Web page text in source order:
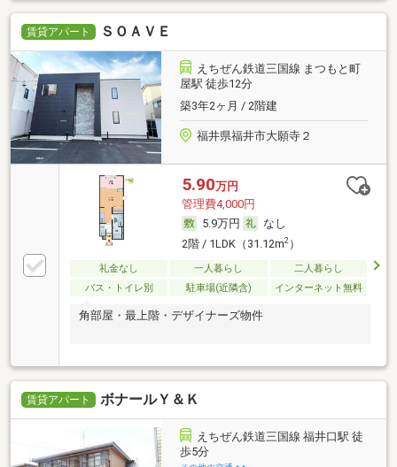
賃貸アパート ＳＯＡＶＥ
えちぜん鉄道三国線 まつもと町
屋駅 徒歩12分
築3年2ヶ月 / 2階建
福井県福井市大願寺２
5.90万円
管理費4,000円
5.9万円
なし
2階 / 1LDK（31.12m2）
礼金なし 一人暮らし
二人暮らし
バス・トイレ別
駐車場(近隣含) インターネット無料
角部屋・最上階・デザイナーズ物件
賃貸アパート ボナールＹ＆Ｋ
えちぜん鉄道三国線 福井口駅 徒
歩5分